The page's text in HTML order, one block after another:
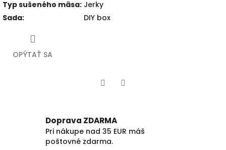
Typ sušeného mäsa: Jerky
Sada: DIY box
OPÝTAŤ SA
Doprava ZDARMA
Pri nákupe nad 35 EUR máš
poštovné zdarma.